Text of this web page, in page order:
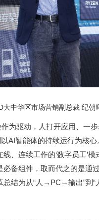
大中华区市场营销副总裁 纪朝
为驱动，人打开应用、一
AI智能体的持续运行为核
、连续工作的‘数字员工’
备组件，取而代之的是通
总结为从“人→PC→输出”